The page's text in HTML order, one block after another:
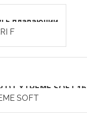
F плаваючий
F
XTREME SOFT
SOFT